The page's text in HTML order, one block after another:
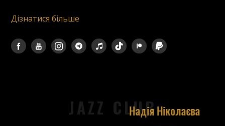
Дізнатися більше
JAZZ CLUB
Надія Ніколаєва